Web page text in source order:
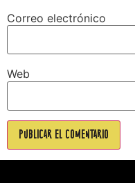
Correo electrónico
Web